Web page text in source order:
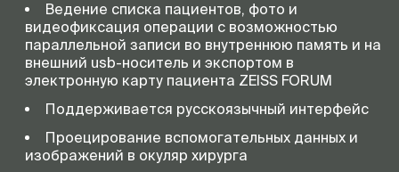
Ведение списка пациентов, фото и
видеофиксация операции с возможностью
параллельной записи во внутреннюю память и на
внешний usb-носитель и экспортом в
электронную карту пациента ZEISS FORUM
Поддерживается русскоязычный интерфейс
Проецирование вспомогательных данных и
изображений в окуляр хирурга